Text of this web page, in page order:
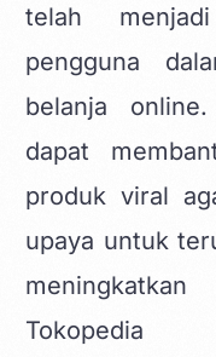
telah
pengguna
belanja
dapat
produk viral
upaya untuk